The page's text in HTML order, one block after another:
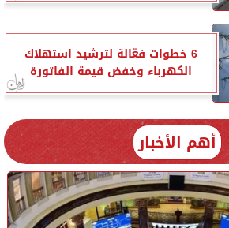
6 خطوات فعّالة لترشيد استهلاك
الكهرباء وخفض قيمة الفاتورة
أهم الأخبار